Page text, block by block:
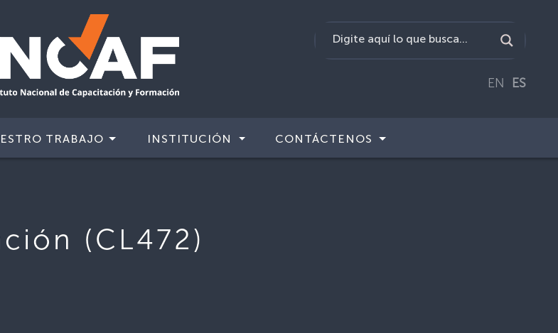
EN ES
TRABAJO INSTITUCIÓN CONTÁCTENOS
(CL472)